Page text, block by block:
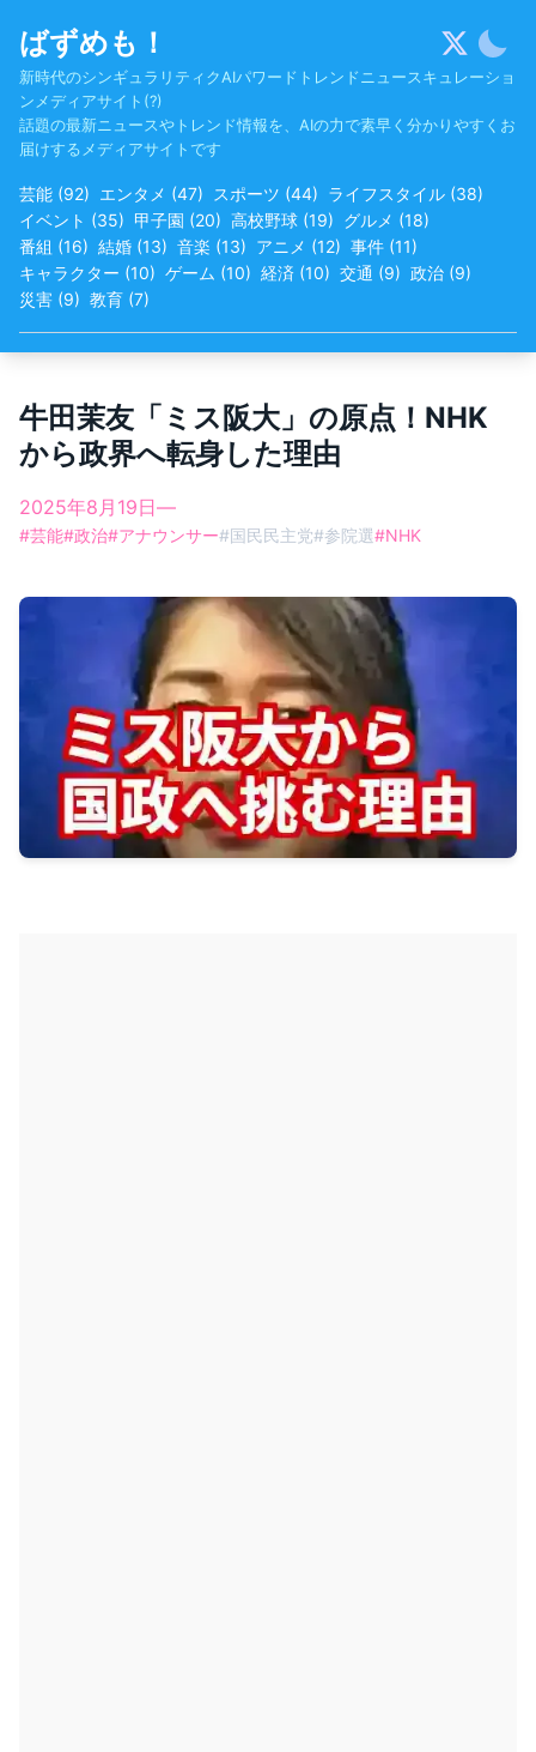
content
ばずめも！
新時代のシンギュラリティクAIパワードトレンドニュースキュレーショ
ンメディアサイト(?)
話題の最新ニュースやトレンド情報を、AIの力で素早く分かりやすくお
届けするメディアサイトです
芸能 (92) エンタメ (47) スポーツ (44) ライフスタイル (38)
イベント (35) 甲子園 (20) 高校野球 (19) グルメ (18)
番組 (16) 結婚 (13) 音楽 (13) アニメ (12) 事件 (11)
キャラクター (10) ゲーム (10) 経済 (10) 交通 (9) 政治 (9)
災害 (9) 教育 (7)
牛田茉友「ミス阪大」の原点！NHK
から政界へ転身した理由
2025年8月19日—
#芸能#政治#アナウンサー#国民民主党#参院選#NHK